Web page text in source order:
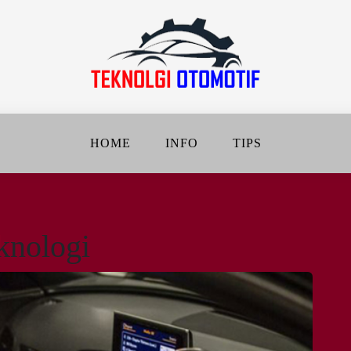
OTOMOTIF
HOME INFO TIPS